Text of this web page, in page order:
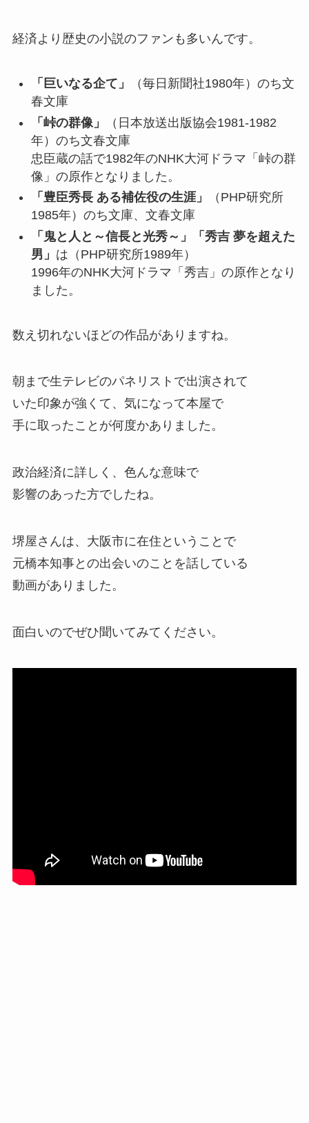
経済より歴史の小説のファンも多いんです。
「巨いなる企て」
（毎日新聞社1980年）のち文
春文庫
「峠の群像」
（日本放送出版協会1981-1982
年）のち文春文庫
忠臣蔵の話で1982年のNHK大河ドラマ「峠の群
像」の原作となりました。
「豊臣秀長 ある補佐役の生涯」
（PHP研究所
1985年）のち文庫、文春文庫
「鬼と人と～信長と光秀～」「秀吉 夢を超えた
男」 は（PHP研究所1989年）
1996年のNHK大河ドラマ「秀吉」の原作となり
ました。
数え切れないほどの作品がありますね。
朝まで生テレビのパネリストで出演されて
いた印象が強くて、気になって本屋で
手に取ったことが何度かありました。
政治経済に詳しく、色んな意味で
影響のあった方でしたね。
堺屋さんは、大阪市に在住ということで
元橋本知事との出会いのことを話している
動画がありました。
面白いのでぜひ聞いてみてください。